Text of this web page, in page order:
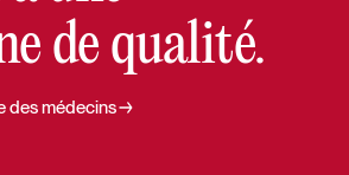
de qualité.
des médecins